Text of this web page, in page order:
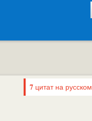
7 цитат на русском